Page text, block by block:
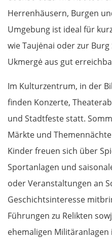
Herrenhäusern, Burgen
Umgebung ist ideal für
wie Taujėnai oder zur Burg
Ukmergė aus gut
Im Kulturzentrum, in der
finden Konzerte,
und Stadtfeste statt.
Märkte und
Kinder freuen sich über
Sportanlagen und
oder Veranstaltungen an
Geschichtsinteresse
Führungen zu Relikten
ehemaligen